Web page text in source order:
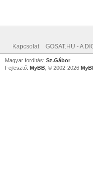
Kapcsolat GOSAT.HU - A
Magyar fordítás: Sz.Gábor
Fejlesztő: MyBB , © 2002-2026